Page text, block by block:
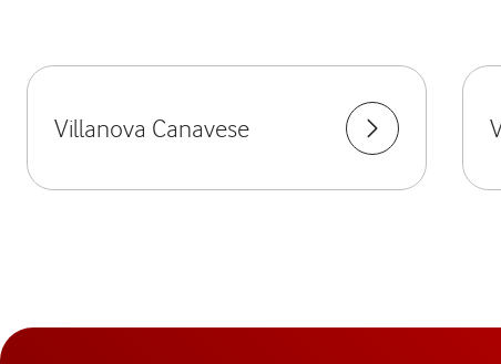
Villanova Canavese